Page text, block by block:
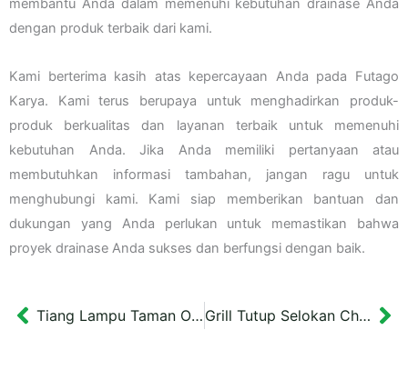
membantu Anda dalam memenuhi kebutuhan drainase Anda
dengan produk terbaik dari kami.
Kami berterima kasih atas kepercayaan Anda pada Futago
Karya. Kami terus berupaya untuk menghadirkan produk-
produk berkualitas dan layanan terbaik untuk memenuhi
kebutuhan Anda. Jika Anda memiliki pertanyaan atau
membutuhkan informasi tambahan, jangan ragu untuk
menghubungi kami. Kami siap memberikan bantuan dan
dukungan yang Anda perlukan untuk memastikan bahwa
proyek drainase Anda sukses dan berfungsi dengan baik.
Prev Tiang Lampu Taman Outdoor Al Azhar Jogja Tinggi 4 meter Grill Tutup Selokan Chamber UII Yogyakarta 20×134,5 cm